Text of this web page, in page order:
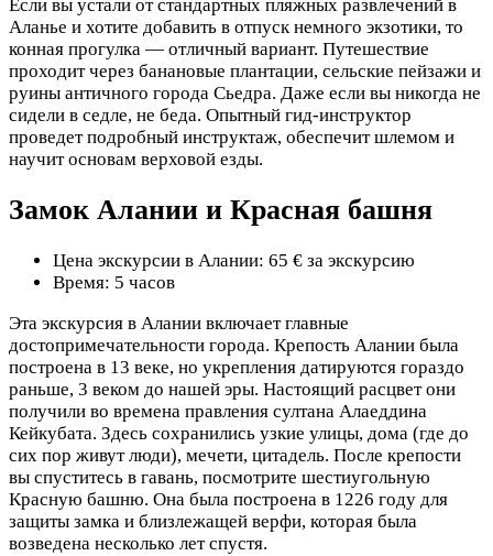
Если вы устали от стандартных пляжных развлечений в
Аланье и хотите добавить в отпуск немного экзотики, то
конная прогулка — отличный вариант. Путешествие
проходит через банановые плантации, сельские пейзажи и
руины античного города Сьедра. Даже если вы никогда не
сидели в седле, не беда. Опытный гид-инструктор
проведет подробный инструктаж, обеспечит шлемом и
научит основам верховой езды.
Замок Алании и Красная башня
Цена экскурсии в Алании: 65 € за экскурсию
Время: 5 часов
Эта экскурсия в Алании включает главные
достопримечательности города. Крепость Алании была
построена в 13 веке, но укрепления датируются гораздо
раньше, 3 веком до нашей эры. Настоящий расцвет они
получили во времена правления султана Алаеддина
Кейкубата. Здесь сохранились узкие улицы, дома (где до
сих пор живут люди), мечети, цитадель. После крепости
вы спуститесь в гавань, посмотрите шестиугольную
Красную башню. Она была построена в 1226 году для
защиты замка и близлежащей верфи, которая была
возведена несколько лет спустя.